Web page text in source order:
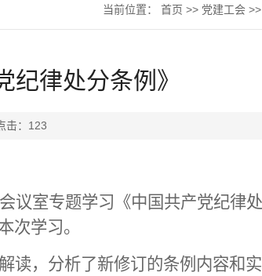
当前位置： 首页 >> 党建工会 >>
律处分条例》
： 123
议室专题学习《中国共产党纪律
次学习。
读，分析了新修订的条例内容和